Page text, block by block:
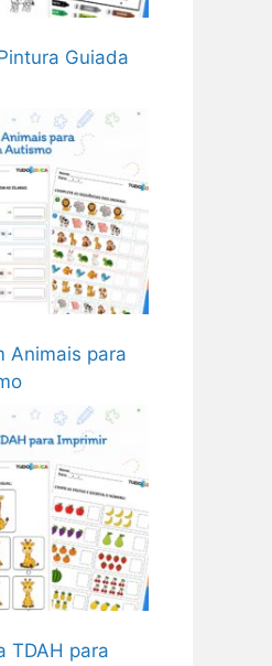
Guiada
Animais para
TDAH para